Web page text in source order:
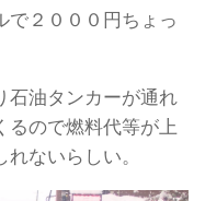
で２０００円ちょっ
石油タンカーが通れ
るので燃料代等が上
ないらしい。